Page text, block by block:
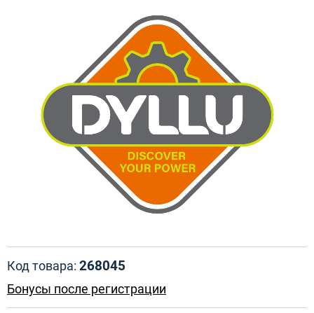
Код товара: 268045
Бонусы после регистрации